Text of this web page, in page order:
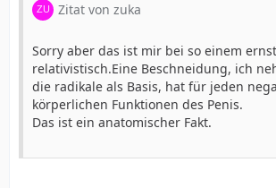
Zitat von zuka
Sorry aber das ist mir bei so einem
relativistisch.Eine Beschneidung, ich
die radikale als Basis, hat für jeden
körperlichen Funktionen des Penis.
Das ist ein anatomischer Fakt.